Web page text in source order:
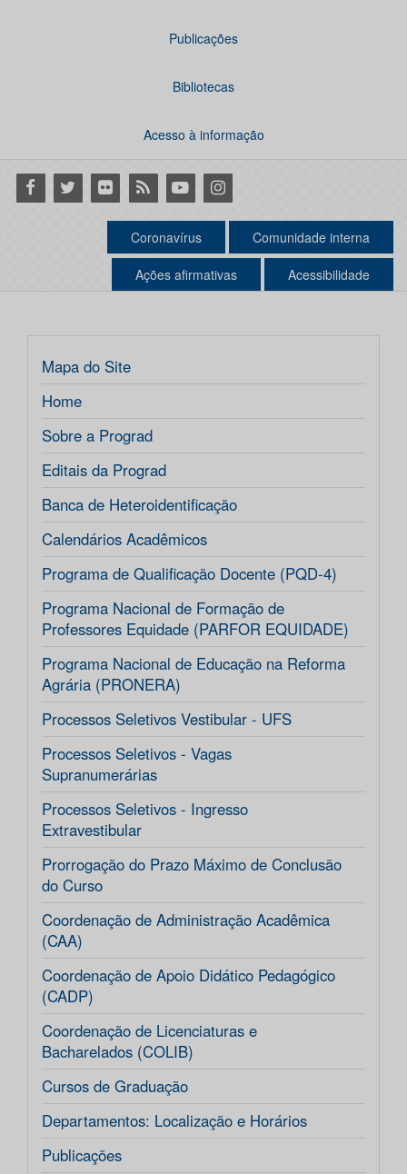
Publicações
Bibliotecas
Acesso à informação
Facebook
Twitter Flickr RSS YoutubeInstagram
Coronavírus Comunidade interna
Ações afirmativas Acessibilidade
Mapa do Site
Home
Sobre a Prograd
Editais da Prograd
Banca de Heteroidentificação
Calendários Acadêmicos
Programa de Qualificação Docente (PQD-4)
Programa Nacional de Formação de
Professores Equidade (PARFOR EQUIDADE)
Programa Nacional de Educação na Reforma
Agrária (PRONERA)
Processos Seletivos Vestibular - UFS
Processos Seletivos - Vagas
Supranumerárias
Processos Seletivos - Ingresso
Extravestibular
Prorrogação do Prazo Máximo de Conclusão
do Curso
Coordenação de Administração Acadêmica
(CAA)
Coordenação de Apoio Didático Pedagógico
(CADP)
Coordenação de Licenciaturas e
Bacharelados (COLIB)
Cursos de Graduação
Departamentos: Localização e Horários
Publicações